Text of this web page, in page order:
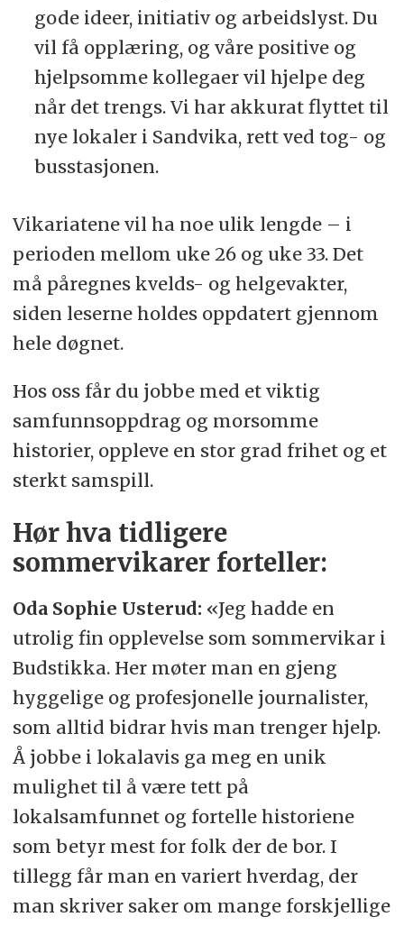
gode ideer, initiativ og arbeidslyst. Du
vil få opplæring, og våre positive og
hjelpsomme kollegaer vil hjelpe deg
når det trengs. Vi har akkurat flyttet til
nye lokaler i Sandvika, rett ved tog- og
busstasjonen.
Vikariatene vil ha noe ulik lengde – i
perioden mellom uke 26 og uke 33. Det
må påregnes kvelds- og helgevakter,
siden leserne holdes oppdatert gjennom
hele døgnet.
Hos oss får du jobbe med et viktig
samfunnsoppdrag og morsomme
historier, oppleve en stor grad frihet og et
sterkt samspill.
Hør hva tidligere
sommervikarer forteller:
Oda Sophie Usterud: «Jeg hadde en
utrolig fin opplevelse som sommervikar i
Budstikka. Her møter man en gjeng
hyggelige og profesjonelle journalister,
som alltid bidrar hvis man trenger hjelp.
Å jobbe i lokalavis ga meg en unik
mulighet til å være tett på
lokalsamfunnet og fortelle historiene
som betyr mest for folk der de bor. I
tillegg får man en variert hverdag, der
man skriver saker om mange forskjellige